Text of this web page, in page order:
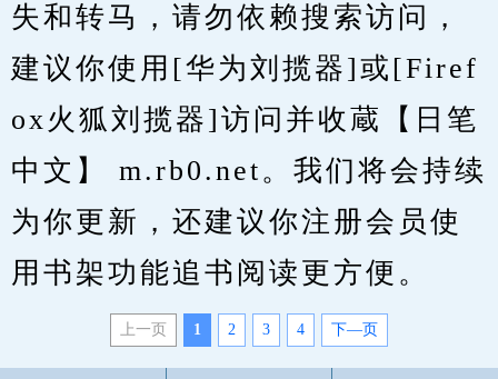
失和转马，请勿依赖搜索访问，
建议你使用[华为刘揽器]或[Firef
ox火狐刘揽器]访问并收蔵【日笔
中文】 m.rb0.net。我们将会持续
为你更新，还建议你注册会员使
用书架功能追书阅读更方便。
上一页 1 2 3 4 下—页